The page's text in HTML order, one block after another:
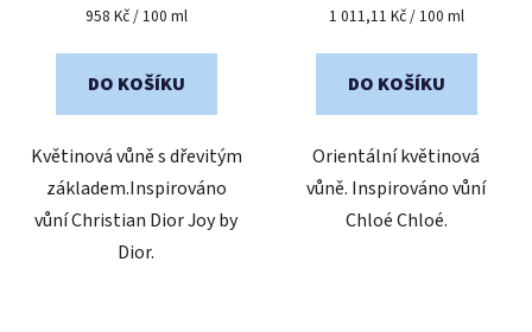
4,5
5
Měrná
958 Kč / 100 ml
DO KOŠÍKU
Květinová vůně s dřevitým
základem.Inspirováno
vůní Christian Dior Joy by
Dior.
Měrná
1 011,11 Kč / 100 ml
DO KOŠÍKU
Orientální květinová
vůně. Inspirováno vůní
Chloé Chloé.